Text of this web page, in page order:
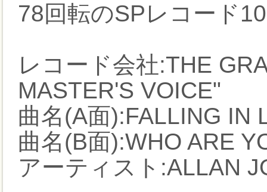
78回転のSPレコード
レコード会社:THE
MASTER'S VOICE"
曲名(A面):FALLING IN
曲名(B面):WHO ARE
アーティスト:ALLAN